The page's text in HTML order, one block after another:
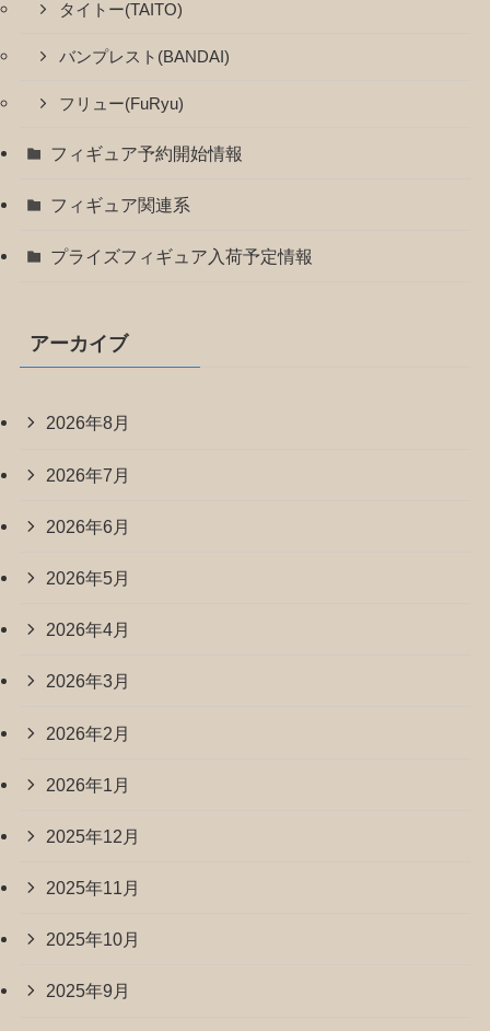
タイトー(TAITO)
バンプレスト(BANDAI)
フリュー(FuRyu)
フィギュア予約開始情報
フィギュア関連系
プライズフィギュア入荷予定情報
アーカイブ
2026年8月
2026年7月
2026年6月
2026年5月
2026年4月
2026年3月
2026年2月
2026年1月
2025年12月
2025年11月
2025年10月
2025年9月